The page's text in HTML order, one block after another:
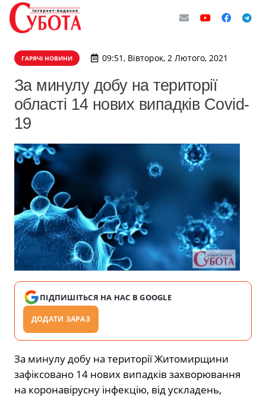
ГАРЯЧІ НОВИНИ 09:51, Вівторок, 2 Лютого, 2021
За минулу добу на території
області 14 нових випадків Covid-
19
ПІДПИШІТЬСЯ НА НАС В GOOGLE
ДОДАТИ ЗАРАЗ
За минулу добу на території Житомирщини
зафіксовано 14 нових випадків захворювання
на коронавірусну інфекцію, від ускладень,